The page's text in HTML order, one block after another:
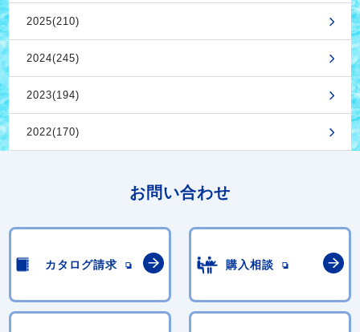
2025(210)
2024(245)
2023(194)
2022(170)
お問い合わせ
カタログ請求 購入相談